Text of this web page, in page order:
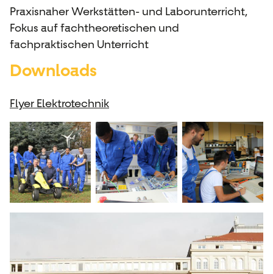
Praxisnaher Werkstätten- und Laborunterricht,
Fokus auf fachtheoretischen und
fachpraktischen Unterricht
Downloads
Flyer Elektrotechnik